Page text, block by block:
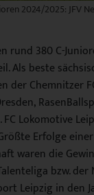
2024/2025: JFV
rund 380 C-
Als beste
der Chemnitzer
Lokomotive
Erfolge
waren die
bzw. der
Leipzig in den